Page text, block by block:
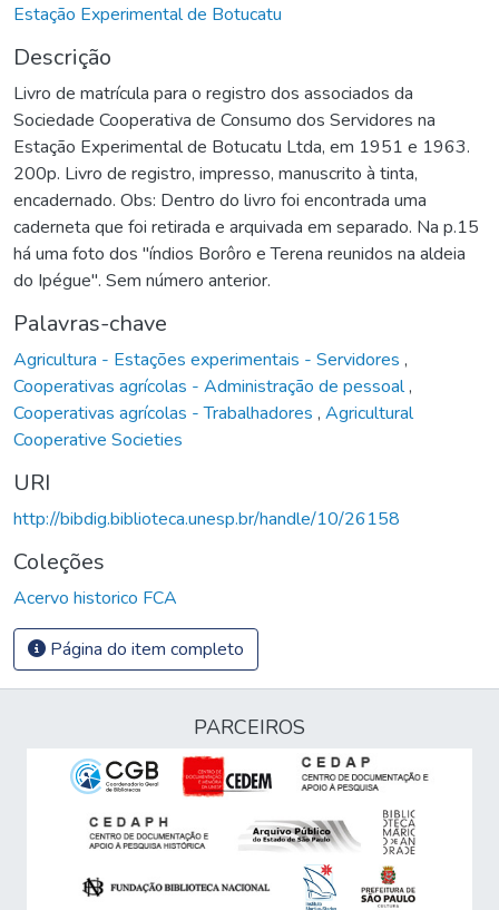
Estação Experimental de Botucatu
Descrição
Livro de matrícula para o registro dos associados da
Sociedade Cooperativa de Consumo dos Servidores na
Estação Experimental de Botucatu Ltda, em 1951 e 1963.
200p. Livro de registro, impresso, manuscrito à tinta,
encadernado. Obs: Dentro do livro foi encontrada uma
caderneta que foi retirada e arquivada em separado. Na p.15
há uma foto dos "índios Borôro e Terena reunidos na aldeia
do Ipégue". Sem número anterior.
Palavras-chave
Agricultura - Estações experimentais - Servidores ,
Cooperativas agrícolas - Administração de pessoal,
Cooperativas agrícolas - Trabalhadores , Agricultural
Cooperative Societies
URI
http://bibdig.biblioteca.unesp.br/handle/10/26158
Coleções
Acervo historico FCA
Página do item completo
PARCEIROS